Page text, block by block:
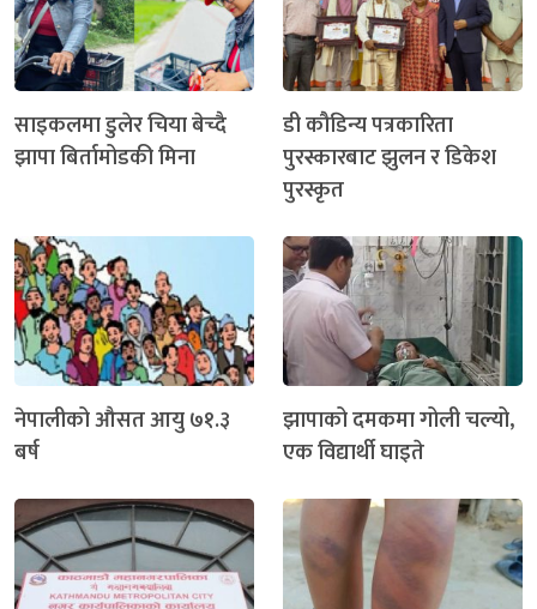
साइकलमा डुलेर चिया बेच्दै
झापा बिर्तामोडकी मिना
डी कौडिन्य पत्रकारिता
पुरस्कारबाट झुलन र डिकेश
पुरस्कृत
नेपालीको औसत आयु ७१.३
बर्ष
झापाको दमकमा गोली चल्यो,
एक विद्यार्थी घाइते